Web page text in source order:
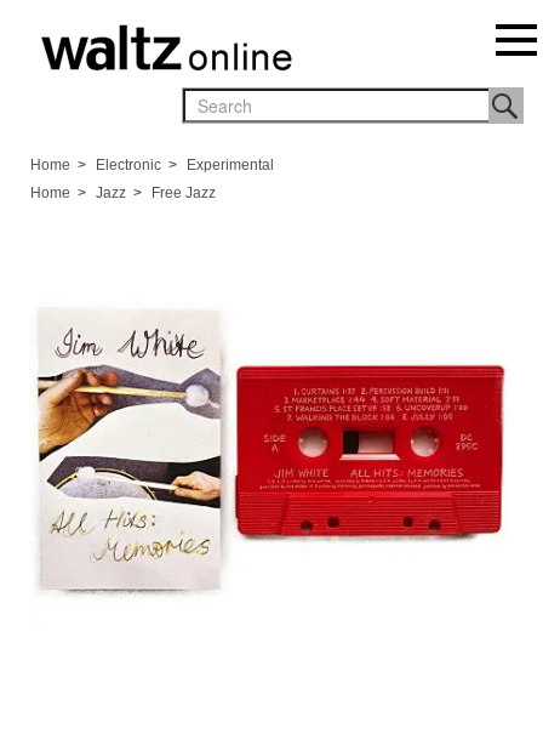
Home > Electronic >
Experimental
Home > Jazz > Free Jazz